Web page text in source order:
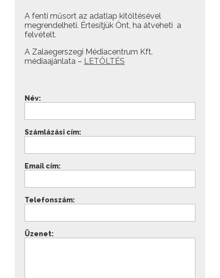
A fenti műsort az adatlap kitöltésével
megrendelheti. Értesítjük Önt, ha átveheti a
felvételt.
A Zalaegerszegi Médiacentrum Kft.
médiaajánlata – LETÖLTÉS
Név:
Számlázási cím:
Email cím:
Telefonszám:
Üzenet: